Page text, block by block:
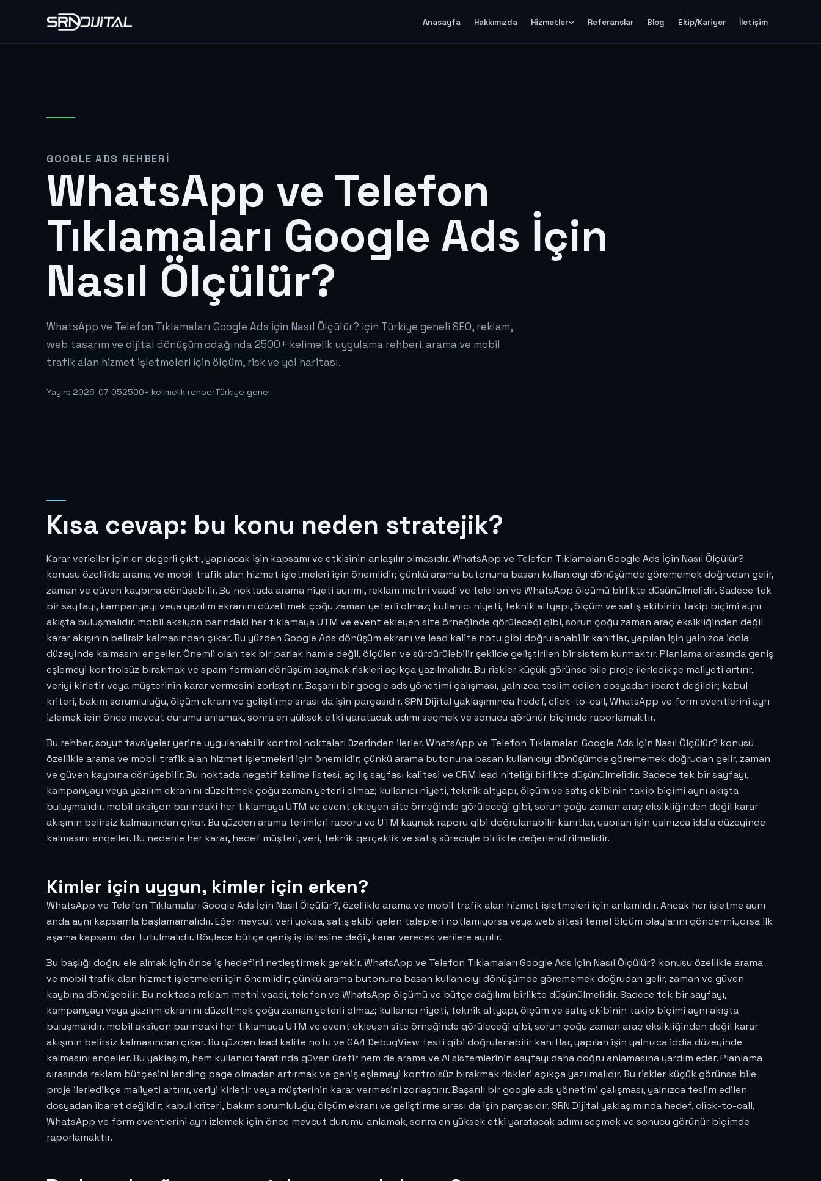
Anasayfa Hakkımızda Hizmetler Referanslar Blog Ekip/Kariyer İletişim
GOOGLE ADS REHBERI
WhatsApp ve Telefon
Tıklamaları Google Ads İçin
Nasıl Ölçülür?
WhatsApp ve Telefon Tıklamaları Google Ads İçin Nasıl Ölçülür? için Türkiye geneli SEO, reklam,
web tasarım ve dijital dönüşüm odağında 2500+ kelimelik uygulama rehberi. arama ve mobil
trafik alan hizmet işletmeleri için ölçüm, risk ve yol haritası.
Yayın: 2026-07-052500+ kelimelik rehberTürkiye geneli
Kısa cevap: bu konu neden stratejik?
Karar vericiler için en değerli çıktı, yapılacak işin kapsamı ve etkisinin anlaşılır olmasıdır. WhatsApp ve Telefon Tıklamaları Google Ads İçin Nasıl Ölçülür?
konusu özellikle arama ve mobil trafik alan hizmet işletmeleri için önemlidir; çünkü arama butonuna basan kullanıcıyı dönüşümde görememek doğrudan gelir,
zaman ve güven kaybına dönüşebilir. Bu noktada arama niyeti ayrımı, reklam metni vaadi ve telefon ve WhatsApp ölçümü birlikte düşünülmelidir. Sadece tek
bir sayfayı, kampanyayı veya yazılım ekranını düzeltmek çoğu zaman yeterli olmaz; kullanıcı niyeti, teknik altyapı, ölçüm ve satış ekibinin takip biçimi aynı
akışta buluşmalıdır. mobil aksiyon barındaki her tıklamaya UTM ve event ekleyen site örneğinde görüleceği gibi, sorun çoğu zaman araç eksikliğinden değil
karar akışının belirsiz kalmasından çıkar. Bu yüzden Google Ads dönüşüm ekranı ve lead kalite notu gibi doğrulanabilir kanıtlar, yapılan işin yalnızca iddia
düzeyinde kalmasını engeller. Önemli olan tek bir parlak hamle değil, ölçülen ve sürdürülebilir şekilde geliştirilen bir sistem kurmaktır. Planlama sırasında geniş
eşlemeyi kontrolsüz bırakmak ve spam formları dönüşüm saymak riskleri açıkça yazılmalıdır. Bu riskler küçük görünse bile proje ilerledikçe maliyeti artırır,
veriyi kirletir veya müşterinin karar vermesini zorlaştırır. Başarılı bir google ads yönetimi çalışması, yalnızca teslim edilen dosyadan ibaret değildir; kabul
kriteri, bakım sorumluluğu, ölçüm ekranı ve geliştirme sırası da işin parçasıdır. SRN Dijital yaklaşımında hedef, click-to-call, WhatsApp ve form eventlerini ayrı
izlemek için önce mevcut durumu anlamak, sonra en yüksek etki yaratacak adımı seçmek ve sonucu görünür biçimde raporlamaktır.
Bu rehber, soyut tavsiyeler yerine uygulanabilir kontrol noktaları üzerinden ilerler. WhatsApp ve Telefon Tıklamaları Google Ads İçin Nasıl Ölçülür? konusu
özellikle arama ve mobil trafik alan hizmet işletmeleri için önemlidir; çünkü arama butonuna basan kullanıcıyı dönüşümde görememek doğrudan gelir, zaman
ve güven kaybına dönüşebilir. Bu noktada negatif kelime listesi, açılış sayfası kalitesi ve CRM lead niteliği birlikte düşünülmelidir. Sadece tek bir sayfayı,
kampanyayı veya yazılım ekranını düzeltmek çoğu zaman yeterli olmaz; kullanıcı niyeti, teknik altyapı, ölçüm ve satış ekibinin takip biçimi aynı akışta
buluşmalıdır. mobil aksiyon barındaki her tıklamaya UTM ve event ekleyen site örneğinde görüleceği gibi, sorun çoğu zaman araç eksikliğinden değil karar
akışının belirsiz kalmasından çıkar. Bu yüzden arama terimleri raporu ve UTM kaynak raporu gibi doğrulanabilir kanıtlar, yapılan işin yalnızca iddia düzeyinde
kalmasını engeller. Bu nedenle her karar, hedef müşteri, veri, teknik gerçeklik ve satış süreciyle birlikte değerlendirilmelidir.
Kimler için uygun, kimler için erken?
WhatsApp ve Telefon Tıklamaları Google Ads İçin Nasıl Ölçülür?, özellikle arama ve mobil trafik alan hizmet işletmeleri için anlamlıdır. Ancak her işletme aynı
anda aynı kapsamla başlamamalıdır. Eğer mevcut veri yoksa, satış ekibi gelen talepleri notlamıyorsa veya web sitesi temel ölçüm olaylarını göndermiyorsa ilk
aşama kapsamı dar tutulmalıdır. Böylece bütçe geniş iş listesine değil, karar verecek verilere ayrılır.
Bu başlığı doğru ele almak için önce iş hedefini netleştirmek gerekir. WhatsApp ve Telefon Tıklamaları Google Ads İçin Nasıl Ölçülür? konusu özellikle arama
ve mobil trafik alan hizmet işletmeleri için önemlidir; çünkü arama butonuna basan kullanıcıyı dönüşümde görememek doğrudan gelir, zaman ve güven
kaybına dönüşebilir. Bu noktada reklam metni vaadi, telefon ve WhatsApp ölçümü ve bütçe dağılımı birlikte düşünülmelidir. Sadece tek bir sayfayı,
kampanyayı veya yazılım ekranını düzeltmek çoğu zaman yeterli olmaz; kullanıcı niyeti, teknik altyapı, ölçüm ve satış ekibinin takip biçimi aynı akışta
buluşmalıdır. mobil aksiyon barındaki her tıklamaya UTM ve event ekleyen site örneğinde görüleceği gibi, sorun çoğu zaman araç eksikliğinden değil karar
akışının belirsiz kalmasından çıkar. Bu yüzden lead kalite notu ve GA4 DebugView testi gibi doğrulanabilir kanıtlar, yapılan işin yalnızca iddia düzeyinde
kalmasını engeller. Bu yaklaşım, hem kullanıcı tarafında güven üretir hem de arama ve AI sistemlerinin sayfayı daha doğru anlamasına yardım eder. Planlama
sırasında reklam bütçesini landing page olmadan artırmak ve geniş eşlemeyi kontrolsüz bırakmak riskleri açıkça yazılmalıdır. Bu riskler küçük görünse bile
proje ilerledikçe maliyeti artırır, veriyi kirletir veya müşterinin karar vermesini zorlaştırır. Başarılı bir google ads yönetimi çalışması, yalnızca teslim edilen
dosyadan ibaret değildir; kabul kriteri, bakım sorumluluğu, ölçüm ekranı ve geliştirme sırası da işin parçasıdır. SRN Dijital yaklaşımında hedef, click-to-call,
WhatsApp ve form eventlerini ayrı izlemek için önce mevcut durumu anlamak, sonra en yüksek etki yaratacak adımı seçmek ve sonucu görünür biçimde
raporlamaktır.